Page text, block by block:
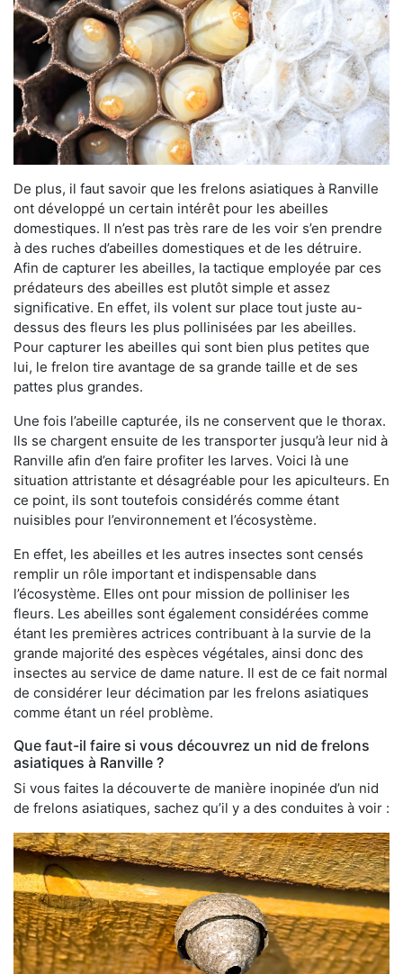
De plus, il faut savoir que les frelons asiatiques à Ranville
ont développé un certain intérêt pour les abeilles
domestiques. Il n’est pas très rare de les voir s’en prendre
à des ruches d’abeilles domestiques et de les détruire.
Afin de capturer les abeilles, la tactique employée par ces
prédateurs des abeilles est plutôt simple et assez
significative. En effet, ils volent sur place tout juste au-
dessus des fleurs les plus pollinisées par les abeilles.
Pour capturer les abeilles qui sont bien plus petites que
lui, le frelon tire avantage de sa grande taille et de ses
pattes plus grandes.
Une fois l’abeille capturée, ils ne conservent que le thorax.
Ils se chargent ensuite de les transporter jusqu’à leur nid à
Ranville afin d’en faire profiter les larves. Voici là une
situation attristante et désagréable pour les apiculteurs. En
ce point, ils sont toutefois considérés comme étant
nuisibles pour l’environnement et l’écosystème.
En effet, les abeilles et les autres insectes sont censés
remplir un rôle important et indispensable dans
l’écosystème. Elles ont pour mission de polliniser les
fleurs. Les abeilles sont également considérées comme
étant les premières actrices contribuant à la survie de la
grande majorité des espèces végétales, ainsi donc des
insectes au service de dame nature. Il est de ce fait normal
de considérer leur décimation par les frelons asiatiques
comme étant un réel problème.
Que faut-il faire si vous découvrez un nid de frelons
asiatiques à Ranville ?
Si vous faites la découverte de manière inopinée d’un nid
de frelons asiatiques, sachez qu’il y a des conduites à voir :